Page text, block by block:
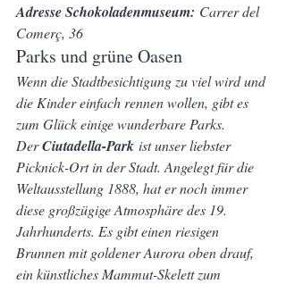
Adresse Schokoladenmuseum: Carrer del
Comerç, 36
Parks und grüne Oasen
Wenn die Stadtbesichtigung zu viel wird und
die Kinder einfach rennen wollen, gibt es
zum Glück einige wunderbare Parks.
Der Ciutadella-Park ist unser liebster
Picknick-Ort in der Stadt. Angelegt für die
Weltausstellung 1888, hat er noch immer
diese großzügige Atmosphäre des 19.
Jahrhunderts. Es gibt einen riesigen
Brunnen mit goldener Aurora oben drauf,
ein künstliches Mammut-Skelett zum